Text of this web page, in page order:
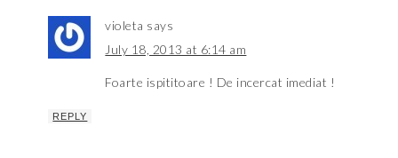
violeta says
July 18, 2013 at 6:14 am
Foarte ispititoare ! De incercat imediat !
REPLY